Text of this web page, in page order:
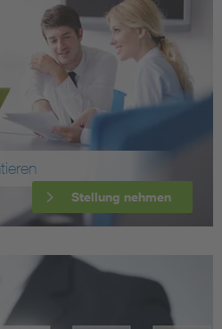
Stellung nehmen